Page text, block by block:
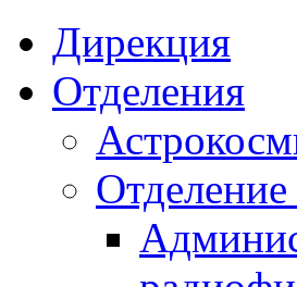
Дирекция
Отделения